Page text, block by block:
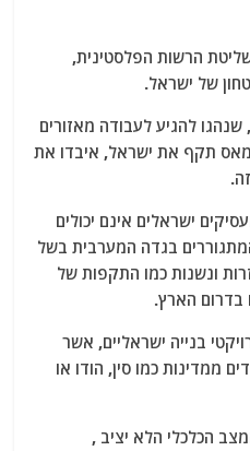
הרשות הפלסטינית,
של ישראל.
להגיע לעבודה מאזורים
תקף את ישראל, איבדו את
ישראלים אינם יכולים
בגדה המערבית בשל
ונשנות כמו התקפות של
בדרום הארץ.
בנייה ישראליים, אשר
ממדינות כמו סין, הודו או
הכלכלי הלא יציב ,